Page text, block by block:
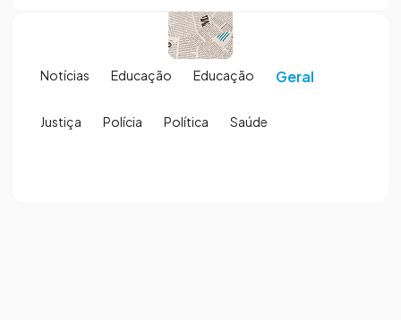
Notícias Educação Educação Geral
Justiça Polícia Política Saúde